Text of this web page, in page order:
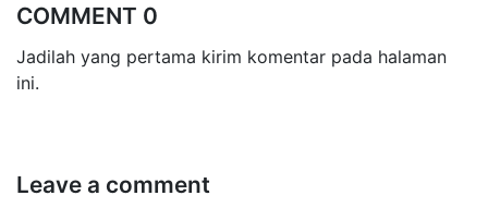
COMMENT 0
Jadilah yang pertama kirim komentar pada halaman
ini.
Leave a comment